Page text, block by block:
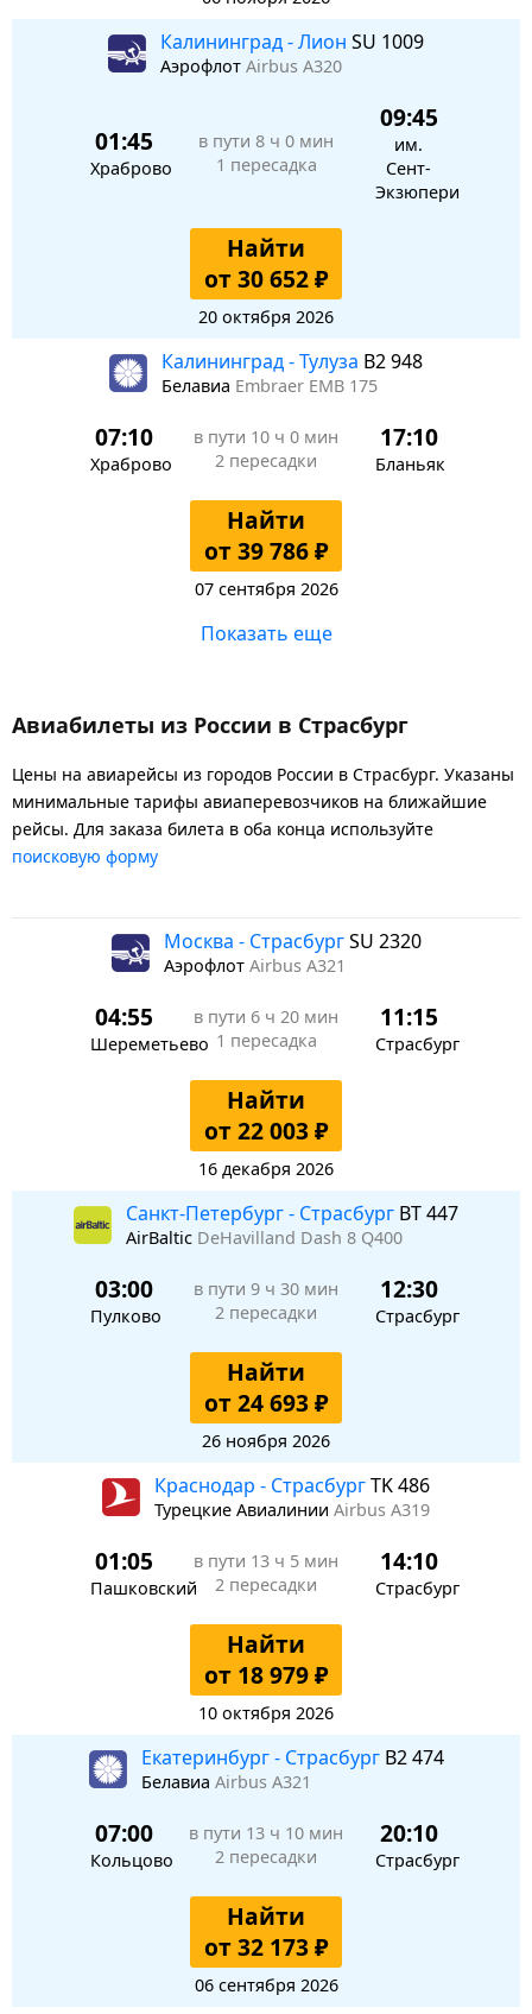
Калининград - Лион SU 1009
Аэрофлот Airbus A320
01:45
Храброво
в пути 8 ч 0 мин
1 пересадка
09:45
им.
Сент-
Экзюпери
Найти
от 30 652 ₽
20 октября 2026
Калининград - Тулуза B2 948
Белавиа Embraer EMB 175
07:10
Храброво
в пути 10 ч 0 мин
2 пересадки
17:10
Бланьяк
Найти
от 39 786 ₽
07 сентября 2026
Показать еще
Авиабилеты из России в Страсбург
Цены на авиарейсы из городов России в Страсбург. Указаны
минимальные тарифы авиаперевозчиков на ближайшие
рейсы. Для заказа билета в оба конца используйте
поисковую форму
Москва - СтрасбургSU 2320
Аэрофлот Airbus A321
04:55
Шереметьево
в пути 6 ч 20 мин
1 пересадка
11:15
Страсбург
Найти
от 22 003 ₽
16 декабря 2026
Санкт-Петербург - Страсбург BT 447
AirBaltic DeHavilland Dash 8 Q400
03:00
Пулково
в пути 9 ч 30 мин
2 пересадки
12:30
Страсбург
Найти
от 24 693 ₽
26 ноября 2026
Краснодар - СтрасбургTK 486
Турецкие Авиалинии Airbus A319
01:05
Пашковский
в пути 13 ч 5 мин
2 пересадки
14:10
Страсбург
Найти
от 18 979 ₽
10 октября 2026
Екатеринбург - Страсбург B2 474
Белавиа Airbus A321
07:00
Кольцово
в пути 13 ч 10 мин
2 пересадки
20:10
Страсбург
Найти
от 32 173 ₽
06 сентября 2026